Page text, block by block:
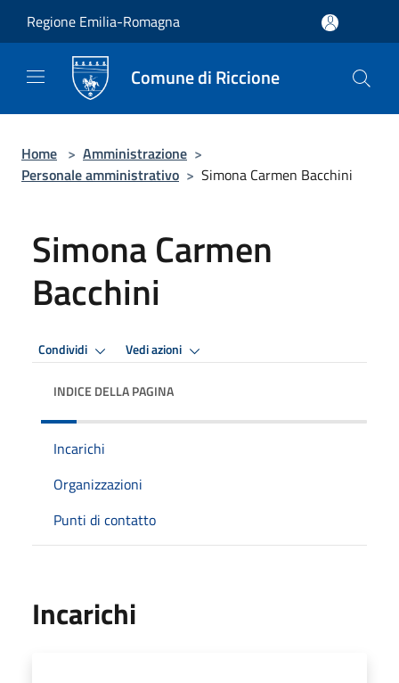
Regione Emilia-Romagna
Comune di Riccione
Home > Amministrazione >
Personale amministrativo > Simona Carmen Bacchini
Simona Carmen
Bacchini
Condividi Vedi azioni
INDICE DELLA PAGINA
Incarichi
Organizzazioni
Punti di contatto
Incarichi